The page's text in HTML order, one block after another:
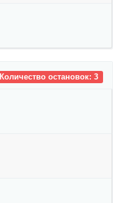
Количество остановок: 3